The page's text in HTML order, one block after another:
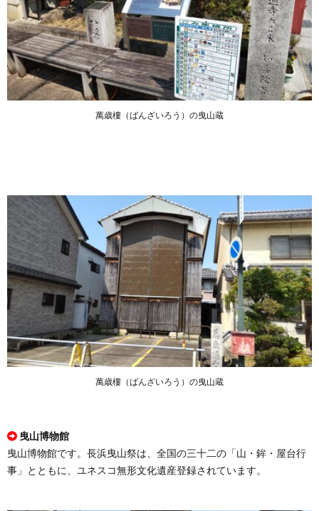
萬歳樓（ばんざいろう）の曳山蔵
萬歳樓（ばんざいろう）の曳山蔵
曳山博物館
曳山博物館です。長浜曳山祭は、全国の三十二の「山・鉾・屋台行
事」とともに、ユネスコ無形文化遺産登録されています。